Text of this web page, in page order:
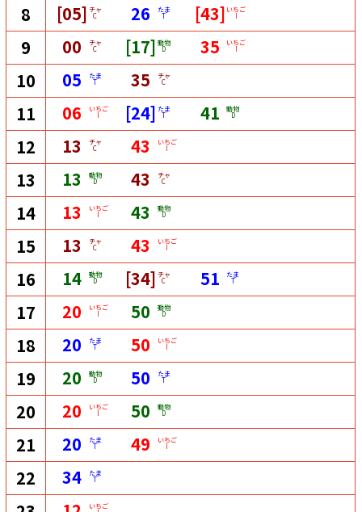
8 [05] チャ
C 26 たま
T [43] いちご
I
9 00 チャ
C [17] 動物
D 35 いちご
I
10 05 たま
T 35 チャ
C
11 06 いちご
I [24] たま
T 41 動物
D
12 13 チャ
C 43 いちご
I
13 13 動物
D 43 チャ
C
14 13 いちご
I 43 動物
D
15 13 チャ
C 43 いちご
I
16 14 動物
D [34] チャ
C 51 たま
T
17 20 いちご
I 50 動物
D
18 20 たま
T 50 いちご
I
19 20 動物
D 50 たま
T
20 20 いちご
I 50 動物
D
21 20 たま
T 49 いちご
I
22 34 たま
T
いちご